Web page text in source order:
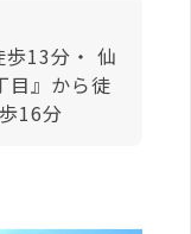
13分・ 仙
目』から徒
16分